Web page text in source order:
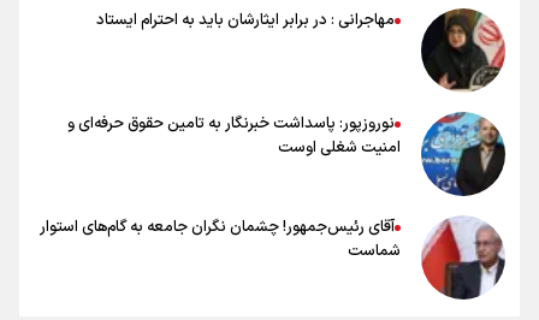
مروری بر زندگینامه خبرنگار شهید «محمود صارمی»
۱۷ مرداد؛ روز خبرنگار
مهاجرانی : در برابر ایثارشان باید به احترام ایستاد
نوروزپور: پاسداشت خبرنگار به تامین حقوق حرفه‌ای و
امنیت شغلی اوست
آقای رئیس‌جمهور! چشمان نگران جامعه به گام‌های استوار
شماست